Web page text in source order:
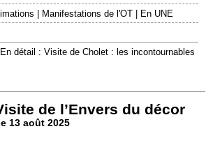
Manifestations de l'OT
En UNE
En détail : Visite de Cholet : les incontournables
de l’Envers du décor
13 août 2025